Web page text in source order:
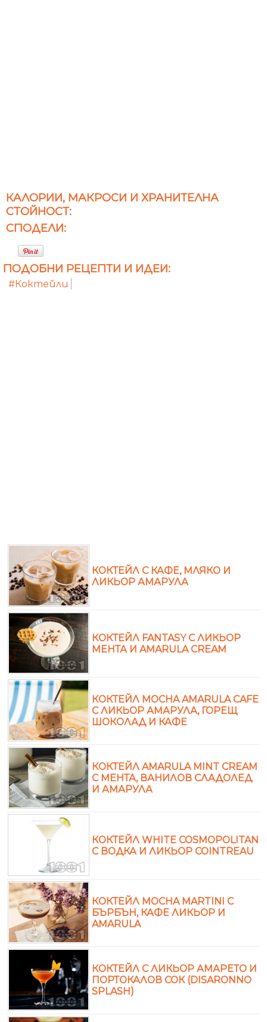
КАЛОРИИ, МАКРОСИ И ХРАНИТЕЛНА
СТОЙНОСТ:
СПОДЕЛИ:
ПОДОБНИ РЕЦЕПТИ И ИДЕИ:
#Коктейли
КОКТЕЙЛ С КАФЕ, МЛЯКО И
ЛИКЬОР АМАРУЛА
КОКТЕЙЛ FANTASY С ЛИКЬОР
МЕНТА И AMARULA CREAM
КОКТЕЙЛ MOCHA AMARULA CAFE
С ЛИКЬОР АМАРУЛА, ГОРЕЩ
ШОКОЛАД И КАФЕ
КОКТЕЙЛ AMARULA MINT CREAM
С МЕНТА, ВАНИЛОВ СЛАДОЛЕД
И АМАРУЛА
КОКТЕЙЛ WHITE COSMOPOLITAN
С ВОДКА И ЛИКЬОР COINTREAU
КОКТЕЙЛ MOCHA MARTINI С
БЪРБЪН, КАФЕ ЛИКЬОР И
AMARULA
КОКТЕЙЛ С ЛИКЬОР АМАРЕТО И
ПОРТОКАЛОВ СОК (DISARONNO
SPLASH)